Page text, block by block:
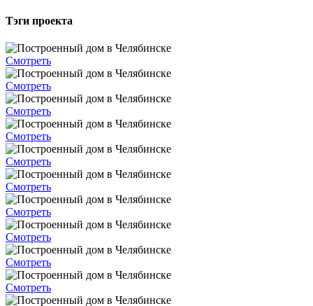
Тэги проекта
Смотреть
Смотреть
Смотреть
Смотреть
Смотреть
Смотреть
Смотреть
Смотреть
Смотреть
Смотреть